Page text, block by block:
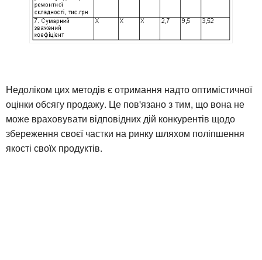
Недоліком цих методів є отримання надто оптимістичної
оцінки обсягу продажу. Це пов'язано з тим, що вона не
може враховувати відповідних дій конкурентів щодо
збереження своєї частки на ринку шляхом поліпшення
якості своїх продуктів.